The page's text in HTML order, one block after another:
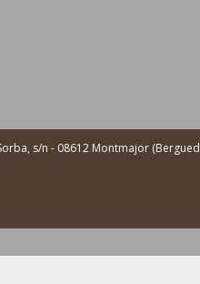
s/n - 08612 Montmajor